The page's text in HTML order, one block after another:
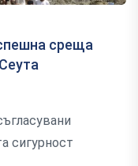
среща
сигурност